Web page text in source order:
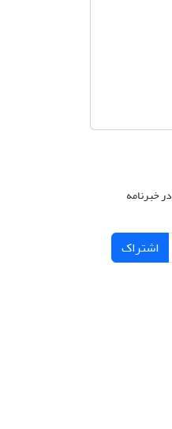
خبرنامه
اشتراک